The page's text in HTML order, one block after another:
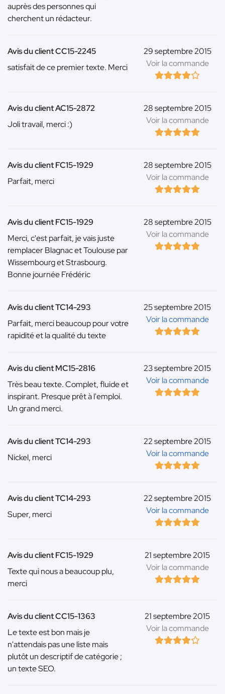
auprès des personnes qui
cherchent un rédacteur.
29 septembre 2015
Voir la commande
Avis du client CC15-2245
satisfait de ce premier texte. Merci
28 septembre 2015
Voir la commande
Avis du client AC15-2872
Joli travail, merci :)
28 septembre 2015
Voir la commande
Avis du client FC15-1929
Parfait, merci
28 septembre 2015
Voir la commande
Avis du client FC15-1929
Merci, c'est parfait, je vais juste
remplacer Blagnac et Toulouse par
Wissembourg et Strasbourg.
Bonne journée Frédéric
25 septembre 2015
Voir la commande
Avis du client TC14-293
Parfait, merci beaucoup pour votre
rapidité et la qualité du texte
23 septembre 2015
Voir la commande
Avis du client MC15-2816
Très beau texte. Complet, fluide et
inspirant. Presque prêt à l'emploi.
Un grand merci.
22 septembre 2015
Voir la commande
Avis du client TC14-293
Nickel, merci
22 septembre 2015
Voir la commande
Avis du client TC14-293
Super, merci
21 septembre 2015
Voir la commande
Avis du client FC15-1929
Texte qui nous a beaucoup plu,
merci
21 septembre 2015
Voir la commande
Avis du client CC15-1363
Le texte est bon mais je
n'attendais pas une liste mais
plutôt un descriptif de catégorie ;
un texte SEO.